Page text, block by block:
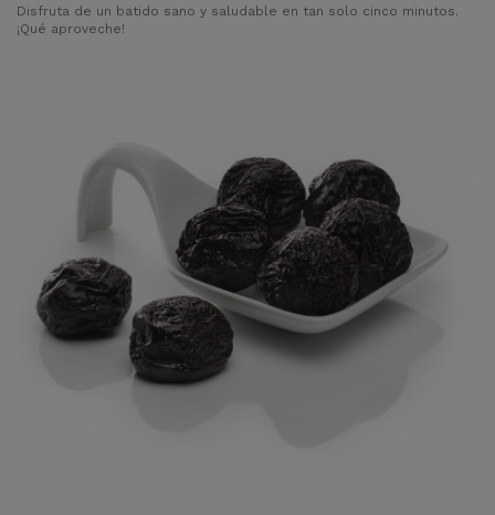
Disfruta de un batido sano y saludable en tan solo cinco minutos.
¡Qué aproveche!